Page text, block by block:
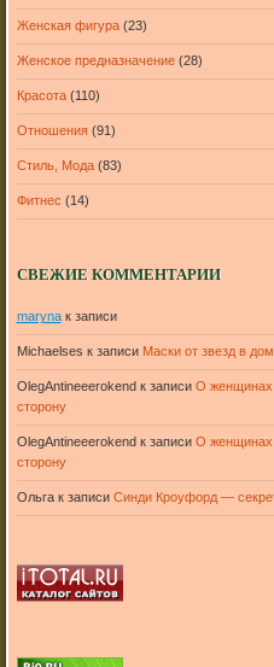
Женская фигура(23)
Женское предназначение(28)
Красота(110)
Отношения(91)
Стиль, Мода(83)
Фитнес (14)
СВЕЖИЕ КОММЕНТАРИИ
marynaк записи
Michaelses к записи Маски от звезд в
OlegAntineeerokendк записи О
сторону
OlegAntineeerokendк записи О
сторону
Ольгак записи Синди Кроуфорд —